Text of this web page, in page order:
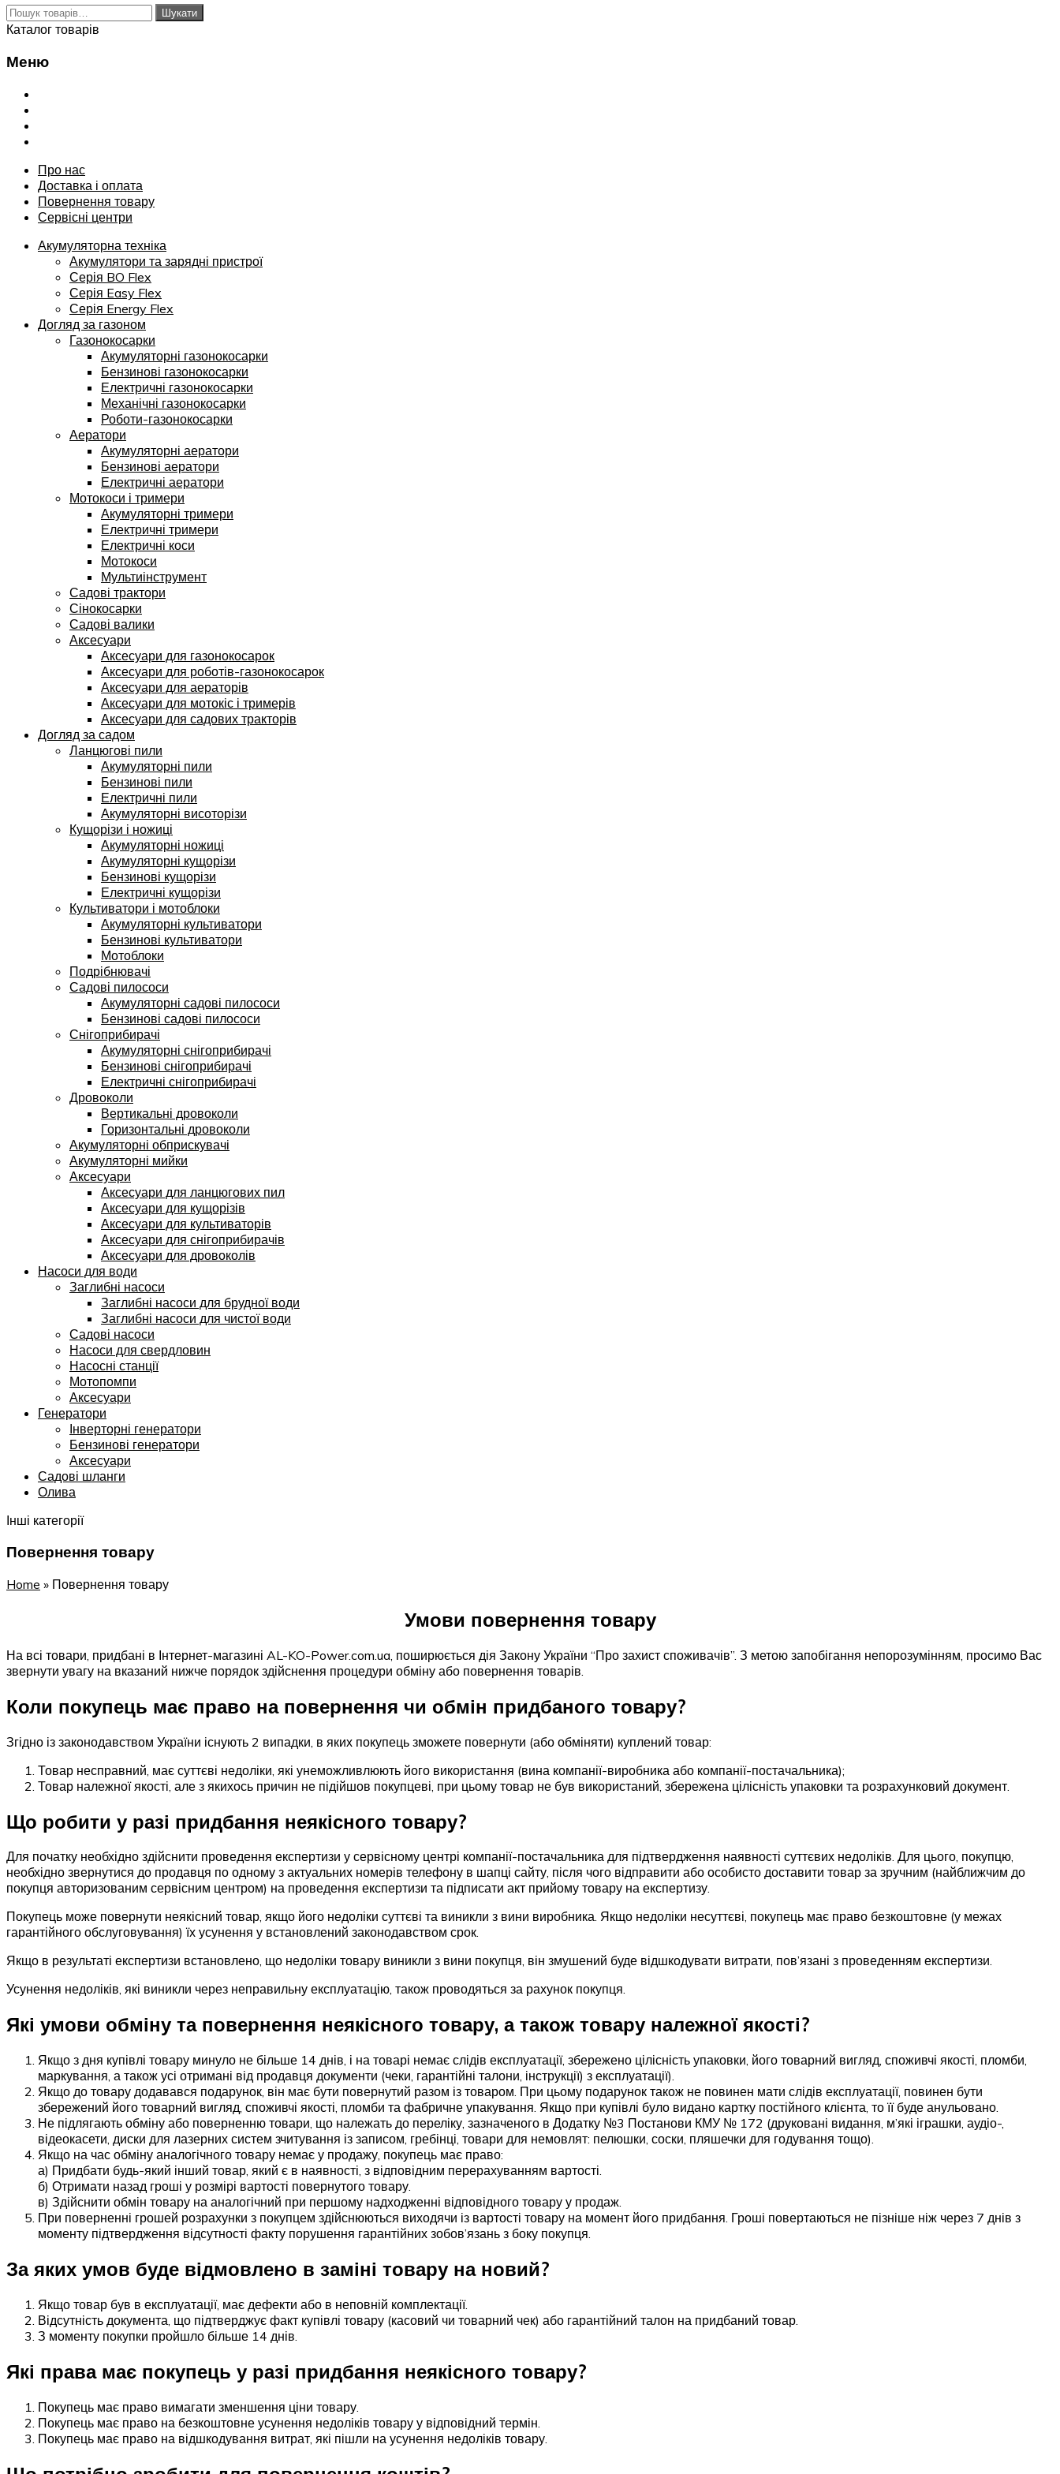
Шукати: Шукати
Каталог товарів
Меню
Переглянути
Про нас
Доставка і оплата
Повернення товару
Сервісні центри
Акумуляторна техніка
Акумулятори та зарядні пристрої
Серія BO Flex
Серія Easy Flex
Серія Energy Flex
Догляд за газоном
Газонокосарки
Акумуляторні газонокосарки
Бензинові газонокосарки
Електричні газонокосарки
Механічні газонокосарки
Роботи-газонокосарки
Аератори
Акумуляторні аератори
Бензинові аератори
Електричні аератори
Мотокоси і тримери
Акумуляторні тримери
Електричні тримери
Електричні коси
Мотокоси
Мультиінструмент
Садові трактори
Сінокосарки
Садові валики
Аксесуари
Аксесуари для газонокосарок
Аксесуари для роботів-газонокосарок
Аксесуари для аераторів
Аксесуари для мотокіс і тримерів
Аксесуари для садових тракторів
Догляд за садом
Ланцюгові пили
Акумуляторні пили
Бензинові пили
Електричні пили
Акумуляторні висоторізи
Кущорізи і ножиці
Акумуляторні ножиці
Акумуляторні кущорізи
Бензинові кущорізи
Електричні кущорізи
Культиватори і мотоблоки
Акумуляторні культиватори
Бензинові культиватори
Мотоблоки
Подрібнювачі
Садові пилососи
Акумуляторні садові пилососи
Бензинові садові пилососи
Снігоприбирачі
Акумуляторні снігоприбирачі
Бензинові снігоприбирачі
Електричні снігоприбирачі
Дровоколи
Вертикальні дровоколи
Горизонтальні дровоколи
Акумуляторні обприскувачі
Акумуляторні мийки
Аксесуари
Аксесуари для ланцюгових пил
Аксесуари для кущорізів
Аксесуари для культиваторів
Аксесуари для снігоприбирачів
Аксесуари для дровоколів
Насоси для води
Заглибні насоси
Заглибні насоси для брудної води
Заглибні насоси для чистої води
Садові насоси
Насоси для свердловин
Насосні станції
Мотопомпи
Аксесуари
Генератори
Інверторні генератори
Бензинові генератори
Аксесуари
Садові шланги
Олива
Інші категорії
Повернення товару
Home » Повернення товару
Умови повернення товару
На всі товари, придбані в Інтернет-магазині AL-KO-Power.com.ua, поширюється дія Закону України “Про захист споживачів”. З метою запобігання непорозумінням, просимо Вас
звернути увагу на вказаний нижче порядок здійснення процедури обміну або повернення товарів.
Коли покупець має право на повернення чи обмін придбаного товару?
Згідно із законодавством України існують 2 випадки, в яких покупець зможете повернути (або обміняти) куплений товар:
Товар несправний, має суттєві недоліки, які унеможливлюють його використання (вина компанії-виробника або компанії-постачальника);
Товар належної якості, але з якихось причин не підійшов покупцеві, при цьому товар не був використаний, збережена цілісність упаковки та розрахунковий документ.
Що робити у разі придбання неякісного товару?
Для початку необхідно здійснити проведення експертизи у сервісному центрі компанії-постачальника для підтвердження наявності суттєвих недоліків. Для цього, покупцю,
необхідно звернутися до продавця по одному з актуальних номерів телефону в шапці сайту, після чого відправити або особисто доставити товар за зручним (найближчим до
покупця авторизованим сервісним центром) на проведення експертизи та підписати акт прийому товару на експертизу.
Покупець може повернути неякісний товар, якщо його недоліки суттєві та виникли з вини виробника. Якщо недоліки несуттєві, покупець має право безкоштовне (у межах
гарантійного обслуговування) їх усунення у встановлений законодавством срок.
Якщо в результаті експертизи встановлено, що недоліки товару виникли з вини покупця, він змушений буде відшкодувати витрати, пов’язані з проведенням експертизи.
Усунення недоліків, які виникли через неправильну експлуатацію, також проводяться за рахунок покупця.
Які умови обміну та повернення неякісного товару, а також товару належної якості?
Якщо з дня купівлі товару минуло не більше 14 днів, і на товарі немає слідів експлуатації, збережено цілісність упаковки, його товарний вигляд, споживчі якості, пломби,
маркування, а також усі отримані від продавця документи (чеки, гарантійні талони, інструкції) з експлуатації).
Якщо до товару додавався подарунок, він має бути повернутий разом із товаром. При цьому подарунок також не повинен мати слідів експлуатації, повинен бути
збережений його товарний вигляд, споживчі якості, пломби та фабричне упакування. Якщо при купівлі було видано картку постійного клієнта, то її буде анульовано.
Не підлягають обміну або поверненню товари, що належать до переліку, зазначеного в Додатку №3 Постанови КМУ № 172 (друковані видання, м’які іграшки, аудіо-,
відеокасети, диски для лазерних систем зчитування із записом, гребінці, товари для немовлят: пелюшки, соски, пляшечки для годування тощо).
Якщо на час обміну аналогічного товару немає у продажу, покупець має право:
а) Придбати будь-який інший товар, який є в наявності, з відповідним перерахуванням вартості.
б) Отримати назад гроші у розмірі вартості повернутого товару.
в) Здійснити обмін товару на аналогічний при першому надходженні відповідного товару у продаж.
При поверненні грошей розрахунки з покупцем здійснюються виходячи із вартості товару на момент його придбання. Гроші повертаються не пізніше ніж через 7 днів з
моменту підтвердження відсутності факту порушення гарантійних зобов’язань з боку покупця.
За яких умов буде відмовлено в заміні товару на новий?
Якщо товар був в експлуатації, має дефекти або в неповній комплектації.
Відсутність документа, що підтверджує факт купівлі товару (касовий чи товарний чек) або гарантійний талон на придбаний товар.
З моменту покупки пройшло більше 14 днів.
Які права має покупець у разі придбання неякісного товару?
Покупець має право вимагати зменшення ціни товару.
Покупець має право на безкоштовне усунення недоліків товару у відповідний термін.
Покупець має право на відшкодування витрат, які пішли на усунення недоліків товару.